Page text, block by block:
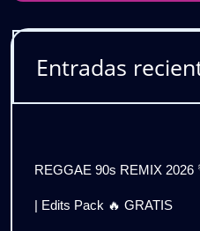
Entradas
REGGAE 90s REMIX 2026
| Edits Pack 🔥 GRATIS